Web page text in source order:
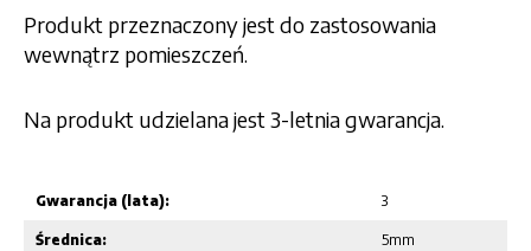
Produkt przeznaczony jest do zastosowania
wewnątrz pomieszczeń.
Na produkt udzielana jest 3-letnia gwarancja.
Gwarancja (lata): 3
Średnica: 5mm